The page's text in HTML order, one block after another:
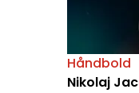
Håndbold
Nikolaj